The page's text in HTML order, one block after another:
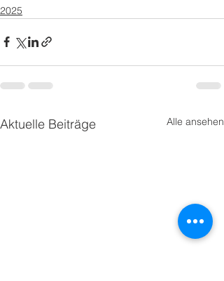
2025
Aktuelle Beiträge Alle ansehen